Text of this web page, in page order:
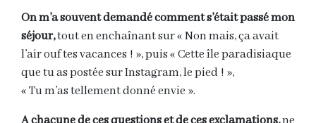
On m’a souvent demandé comment s’était passé mon
séjour,tout en enchaînant sur « Non mais, ça avait
l’air ouf tes vacances ! », puis « Cette île paradisiaque
que tu as postée sur Instagram, le pied ! »,
« Tu m’as tellement donné envie ».